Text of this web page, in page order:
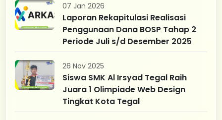
07 Jan 2026
Laporan Rekapitulasi Realisasi
Penggunaan Dana BOSP Tahap 2
Periode Juli s/d Desember 2025
26 Nov 2025
Siswa SMK Al Irsyad Tegal Raih
Juara 1 Olimpiade Web Design
Tingkat Kota Tegal